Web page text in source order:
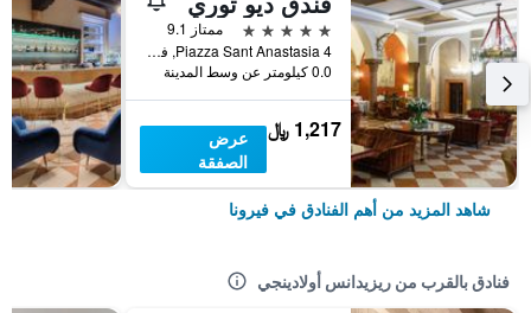
5 نجوم
ممتاز 9.1
Piazza Sant Anastasia 4, فيرونا, فينيتو, إيطاليا
0.0 كيلومتر عن وسط المدينة
1,217 ﷼
عرض
الصفقة
شاهد المزيد من أهم الفنادق في فيرونا
فنادق بالقرب من ريزيدانس أولادينجي